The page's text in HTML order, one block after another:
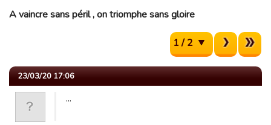
A vaincre sans péril , on triomphe sans gloire
1 / 2
23/03/20 17:06
...